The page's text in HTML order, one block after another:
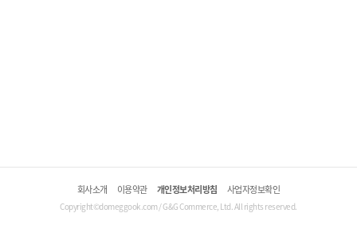
회사소개 이용약관 개인정보처리방침 사업자정보확인
Copyright©domeggook.com / G&G Commerce, Ltd. All rights reserved.